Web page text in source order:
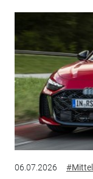
06.07.2026